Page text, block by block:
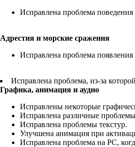
Исправлена проблема
Адрестия и морские сражения
Исправлена проблема
Исправлена проблема, из-за
Графика, анимация и аудио
Исправлены некоторые
Исправлена различные
Исправлена проблемы текстур.
Улучшена анимация при
Исправлена проблема на PC,